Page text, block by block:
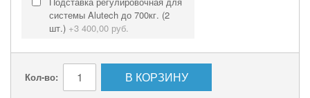
системы Alutech до 700кг. (2
шт.) +3 400,00 руб.
Кол-во: В КОРЗИНУ